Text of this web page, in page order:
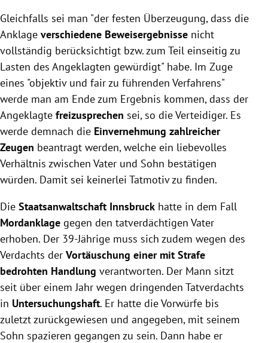
Gleichfalls sei man "der festen Überzeugung, dass die
Anklage verschiedene Beweisergebnisse nicht
vollständig berücksichtigt bzw. zum Teil einseitig zu
Lasten des Angeklagten gewürdigt" habe. Im Zuge
eines "objektiv und fair zu führenden Verfahrens"
werde man am Ende zum Ergebnis kommen, dass der
Angeklagte freizusprechen sei, so die Verteidiger. Es
werde demnach die Einvernehmung zahlreicher
Zeugen beantragt werden, welche ein liebevolles
Verhältnis zwischen Vater und Sohn bestätigen
würden. Damit sei keinerlei Tatmotiv zu finden.
Die Staatsanwaltschaft Innsbruck hatte in dem Fall
Mordanklage gegen den tatverdächtigen Vater
erhoben. Der 39-Jährige muss sich zudem wegen des
Verdachts der Vortäuschung einer mit Strafe
bedrohten Handlung verantworten. Der Mann sitzt
seit über einem Jahr wegen dringenden Tatverdachts
in Untersuchungshaft. Er hatte die Vorwürfe bis
zuletzt zurückgewiesen und angegeben, mit seinem
Sohn spazieren gegangen zu sein. Dann habe er